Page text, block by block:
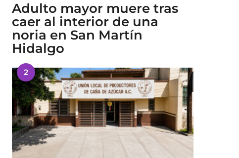
Adulto mayor muere tras
caer al interior de una
noria en San Martín
Hidalgo
2